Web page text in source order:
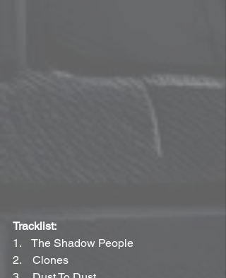
Tracklist:
1.    The Shadow People
2.    Clones